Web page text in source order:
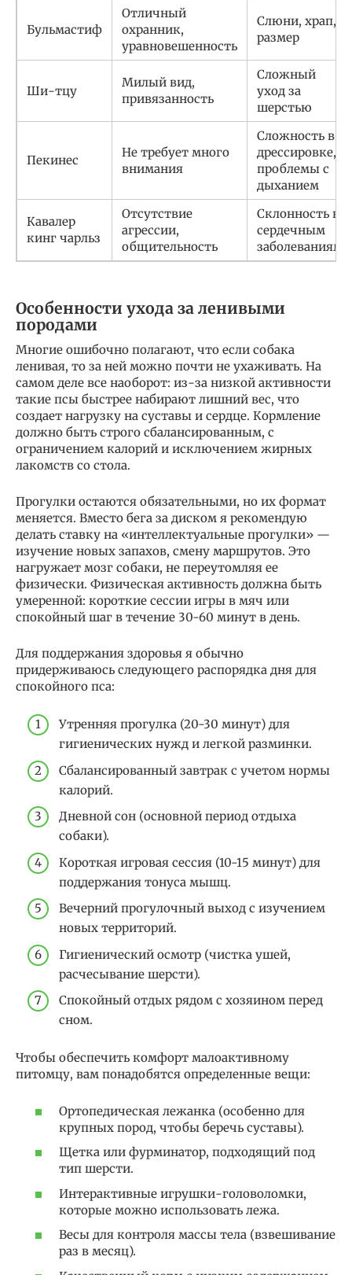
Бульмастиф
Отличный
охранник,
уравновешенность
Слюни, храп,
размер
Ши-тцу
Милый вид,
привязанность
Сложный
уход за
шерстью
Пекинес
Не требует много
внимания
Сложность в
дрессировке,
проблемы с
дыханием
Кавалер
кинг чарльз
Отсутствие
агрессии,
общительность
Склонность к
сердечным
заболеваниям
Особенности ухода за ленивыми
породами
Многие ошибочно полагают, что если собака
ленивая, то за ней можно почти не ухаживать. На
самом деле все наоборот: из-за низкой активности
такие псы быстрее набирают лишний вес, что
создает нагрузку на суставы и сердце. Кормление
должно быть строго сбалансированным, с
ограничением калорий и исключением жирных
лакомств со стола.
Прогулки остаются обязательными, но их формат
меняется. Вместо бега за диском я рекомендую
делать ставку на «интеллектуальные прогулки» —
изучение новых запахов, смену маршрутов. Это
нагружает мозг собаки, не переутомляя ее
физически. Физическая активность должна быть
умеренной: короткие сессии игры в мяч или
спокойный шаг в течение 30-60 минут в день.
Для поддержания здоровья я обычно
придерживаюсь следующего распорядка дня для
спокойного пса:
Утренняя прогулка (20-30 минут) для
гигиенических нужд и легкой разминки.
Сбалансированный завтрак с учетом нормы
калорий.
Дневной сон (основной период отдыха
собаки).
Короткая игровая сессия (10-15 минут) для
поддержания тонуса мышц.
Вечерний прогулочный выход с изучением
новых территорий.
Гигиенический осмотр (чистка ушей,
расчесывание шерсти).
Спокойный отдых рядом с хозяином перед
сном.
Чтобы обеспечить комфорт малоактивному
питомцу, вам понадобятся определенные вещи:
Ортопедическая лежанка (особенно для
крупных пород, чтобы беречь суставы).
Щетка или фурминатор, подходящий под
тип шерсти.
Интерактивные игрушки-головоломки,
которые можно использовать лежа.
Весы для контроля массы тела (взвешивание
раз в месяц).